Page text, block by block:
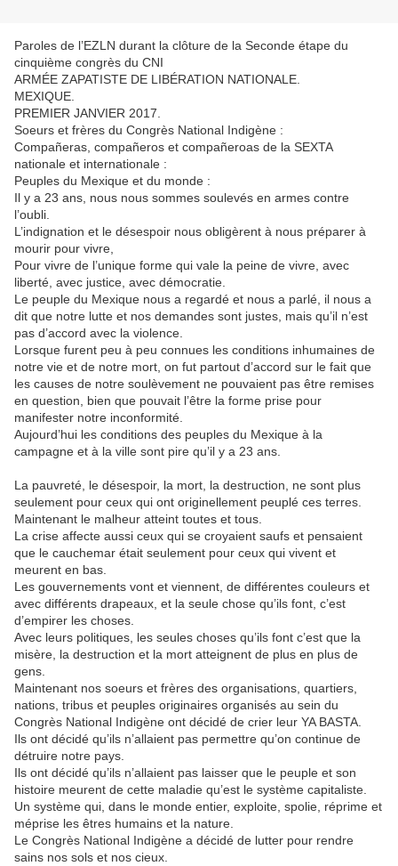
Paroles de l’EZLN durant la clôture de la Seconde étape du
cinquième congrès du CNI
ARMÉE ZAPATISTE DE LIBÉRATION NATIONALE.
MEXIQUE.
PREMIER JANVIER 2017.
Soeurs et frères du Congrès National Indigène :
Compañeras, compañeros et compañeroas de la SEXTA
nationale et internationale :
Peuples du Mexique et du monde :
Il y a 23 ans, nous nous sommes soulevés en armes contre
l’oubli.
L’indignation et le désespoir nous obligèrent à nous préparer à
mourir pour vivre,
Pour vivre de l’unique forme qui vale la peine de vivre, avec
liberté, avec justice, avec démocratie.
Le peuple du Mexique nous a regardé et nous a parlé, il nous a
dit que notre lutte et nos demandes sont justes, mais qu’il n’est
pas d’accord avec la violence.
Lorsque furent peu à peu connues les conditions inhumaines de
notre vie et de notre mort, on fut partout d’accord sur le fait que
les causes de notre soulèvement ne pouvaient pas être remises
en question, bien que pouvait l’être la forme prise pour
manifester notre inconformité.
Aujourd’hui les conditions des peuples du Mexique à la
campagne et à la ville sont pire qu’il y a 23 ans.
La pauvreté, le désespoir, la mort, la destruction, ne sont plus
seulement pour ceux qui ont originellement peuplé ces terres.
Maintenant le malheur atteint toutes et tous.
La crise affecte aussi ceux qui se croyaient saufs et pensaient
que le cauchemar était seulement pour ceux qui vivent et
meurent en bas.
Les gouvernements vont et viennent, de différentes couleurs et
avec différents drapeaux, et la seule chose qu’ils font, c’est
d’empirer les choses.
Avec leurs politiques, les seules choses qu’ils font c’est que la
misère, la destruction et la mort atteignent de plus en plus de
gens.
Maintenant nos soeurs et frères des organisations, quartiers,
nations, tribus et peuples originaires organisés au sein du
Congrès National Indigène ont décidé de crier leur YA BASTA.
Ils ont décidé qu’ils n’allaient pas permettre qu’on continue de
détruire notre pays.
Ils ont décidé qu’ils n’allaient pas laisser que le peuple et son
histoire meurent de cette maladie qu’est le système capitaliste.
Un système qui, dans le monde entier, exploite, spolie, réprime et
méprise les êtres humains et la nature.
Le Congrès National Indigène a décidé de lutter pour rendre
sains nos sols et nos cieux.